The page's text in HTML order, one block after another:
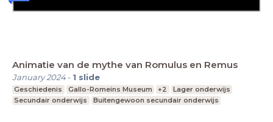
Animatie van de mythe van Romulus en Remus
January 2024- 1 slide
Geschiedenis Gallo-Romeins Museum +2
Lager onderwijs
Secundair onderwijs
Buitengewoon secundair onderwijs